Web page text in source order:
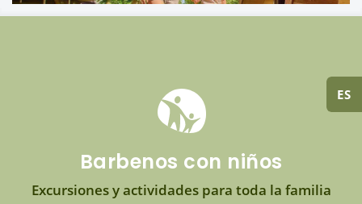
ES
Barbenos con niños
Excursiones y actividades para toda la familia